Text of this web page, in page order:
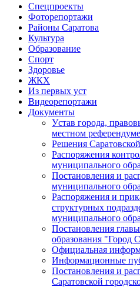
Спецпроекты
Фоторепортажи
Районы Саратова
Культура
Образование
Спорт
Здоровье
ЖКХ
Из пеpвых уст
Видеорепортажи
Документы
Уcтав города,
местном референдуме
Решения
Распоряжения
муниципального
Постановления и
муниципального
Распоряжения и
структурных
муниципального
Постановления
образования "Город
Официальная
Информационные
Постановления и
Саратовской